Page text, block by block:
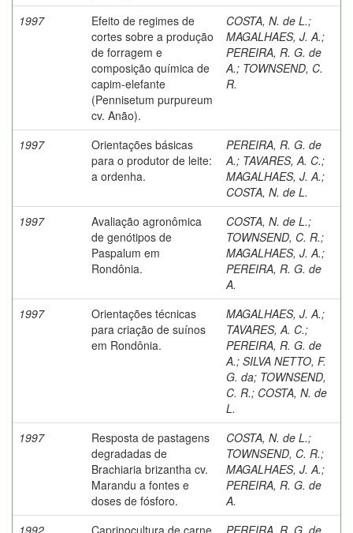
1997
Efeito de regimes de
cortes sobre a produção
de forragem e
composição química de
capim-elefante
(Pennisetum purpureum
cv. Anão).
COSTA, N. de L.;
MAGALHAES, J. A.;
PEREIRA, R. G. de
A.; TOWNSEND, C.
R.
1997
Orientações básicas
para o produtor de leite:
a ordenha.
PEREIRA, R. G. de
A.; TAVARES, A. C.;
MAGALHAES, J. A.;
COSTA, N. de L.
1997
Avaliação agronômica
de genótipos de
Paspalum em
Rondônia.
COSTA, N. de L.;
TOWNSEND, C. R.;
MAGALHAES, J. A.;
PEREIRA, R. G. de
A.
1997
Orientações técnicas
para criação de suínos
em Rondônia.
MAGALHAES, J. A.;
TAVARES, A. C.;
PEREIRA, R. G. de
A.; SILVA NETTO, F.
G. da; TOWNSEND,
C. R.; COSTA, N. de
L.
1997
Resposta de pastagens
degradadas de
Brachiaria brizantha cv.
Marandu a fontes e
doses de fósforo.
COSTA, N. de L.;
TOWNSEND, C. R.;
MAGALHAES, J. A.;
PEREIRA, R. G. de
A.
1992
Caprinocultura de carne PEREIRA, R. G. de